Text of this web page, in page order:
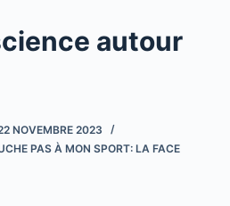
autour
NOVEMBRE 2023
PAS À MON SPORT: LA FACE